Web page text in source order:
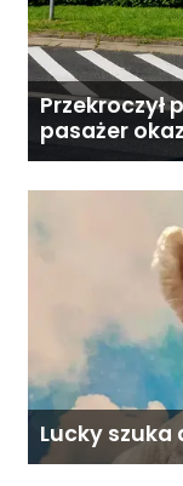
Przekroczył
pasażer
Lucky szuka